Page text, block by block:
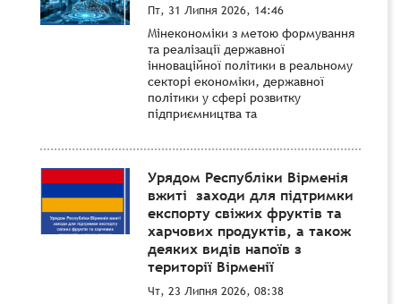
Пт, 31 Липня 2026, 14:46
Мінекономіки з метою формування
та реалізації державної
інноваційної політики в реальному
секторі економіки, державної
політики у сфері розвитку
підприємництва та
Урядом Республіки Вірменія
вжиті заходи для підтримки
експорту свіжих фруктів та
харчових продуктів, а також
деяких видів напоїв з
території Вірменії
Чт, 23 Липня 2026, 08:38